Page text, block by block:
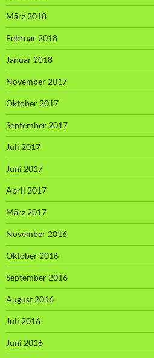
März 2018
Februar 2018
Januar 2018
November 2017
Oktober 2017
September 2017
Juli 2017
Juni 2017
April 2017
März 2017
November 2016
Oktober 2016
September 2016
August 2016
Juli 2016
Juni 2016